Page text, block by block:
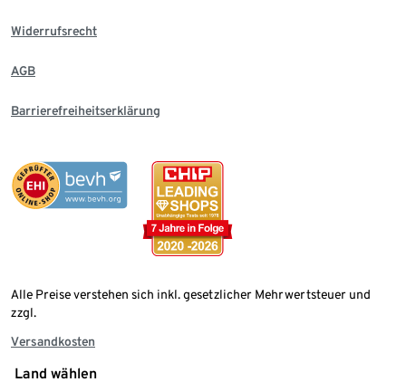
Widerrufsrecht
AGB
Barrierefreiheitserklärung
Alle Preise verstehen sich inkl. gesetzlicher Mehrwertsteuer und
zzgl.
Versandkosten
Land wählen